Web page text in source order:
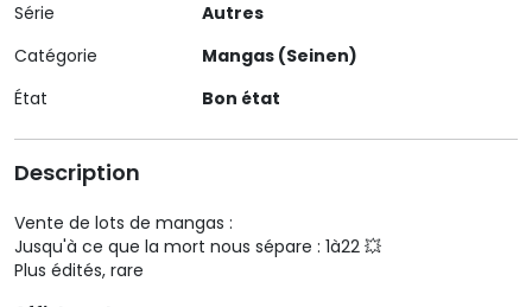
Série
Autres
Catégorie
Mangas (Seinen)
État
Bon état
Description
Vente de lots de mangas :
Jusqu'à ce que la mort nous sépare : 1à22 💥
Plus édités, rare